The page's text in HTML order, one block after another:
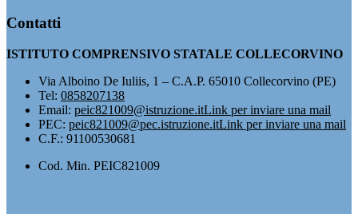
Contatti
ISTITUTO COMPRENSIVO STATALE COLLECORVINO
Via Alboino De Iuliis, 1 – C.A.P. 65010 Collecorvino (PE)
Tel: 0858207138
Email: peic821009@istruzione.itLink per inviare una mail
PEC: peic821009@pec.istruzione.itLink per inviare una mail
C.F.: 91100530681
Cod. Min. PEIC821009